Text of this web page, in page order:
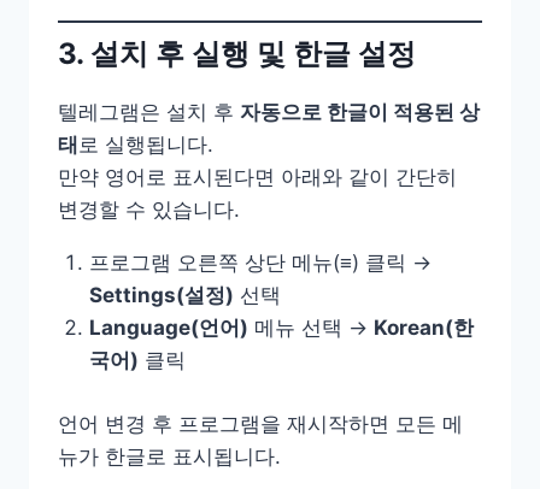
3. 설치 후 실행 및 한글 설정
텔레그램은 설치 후 자동으로 한글이 적용된 상
태 로 실행됩니다.
만약 영어로 표시된다면 아래와 같이 간단히
변경할 수 있습니다.
프로그램 오른쪽 상단 메뉴(≡) 클릭 →
Settings(설정) 선택
Language(언어) 메뉴 선택 → Korean(한
국어) 클릭
언어 변경 후 프로그램을 재시작하면 모든 메
뉴가 한글로 표시됩니다.